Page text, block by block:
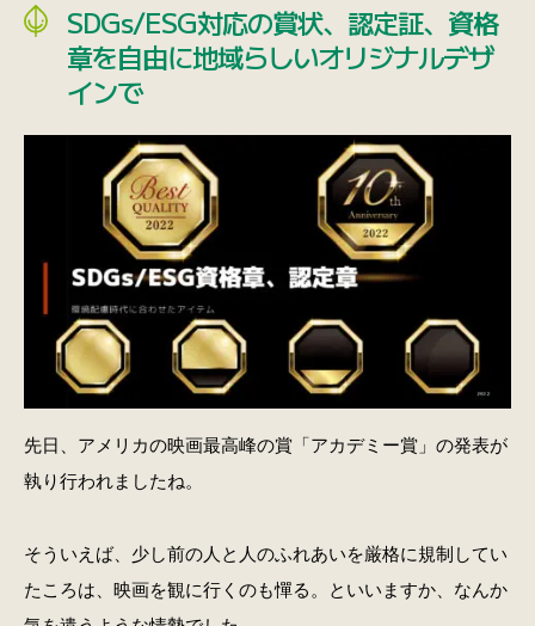
SDGs/ESG対応の賞状、認定証、資格
章を自由に地域らしいオリジナルデザ
インで
先日、アメリカの映画最高峰の賞「アカデミー賞」の発表が
執り行われましたね。
そういえば、少し前の人と人のふれあいを厳格に規制してい
たころは、映画を観に行くのも憚る。といいますか、なんか